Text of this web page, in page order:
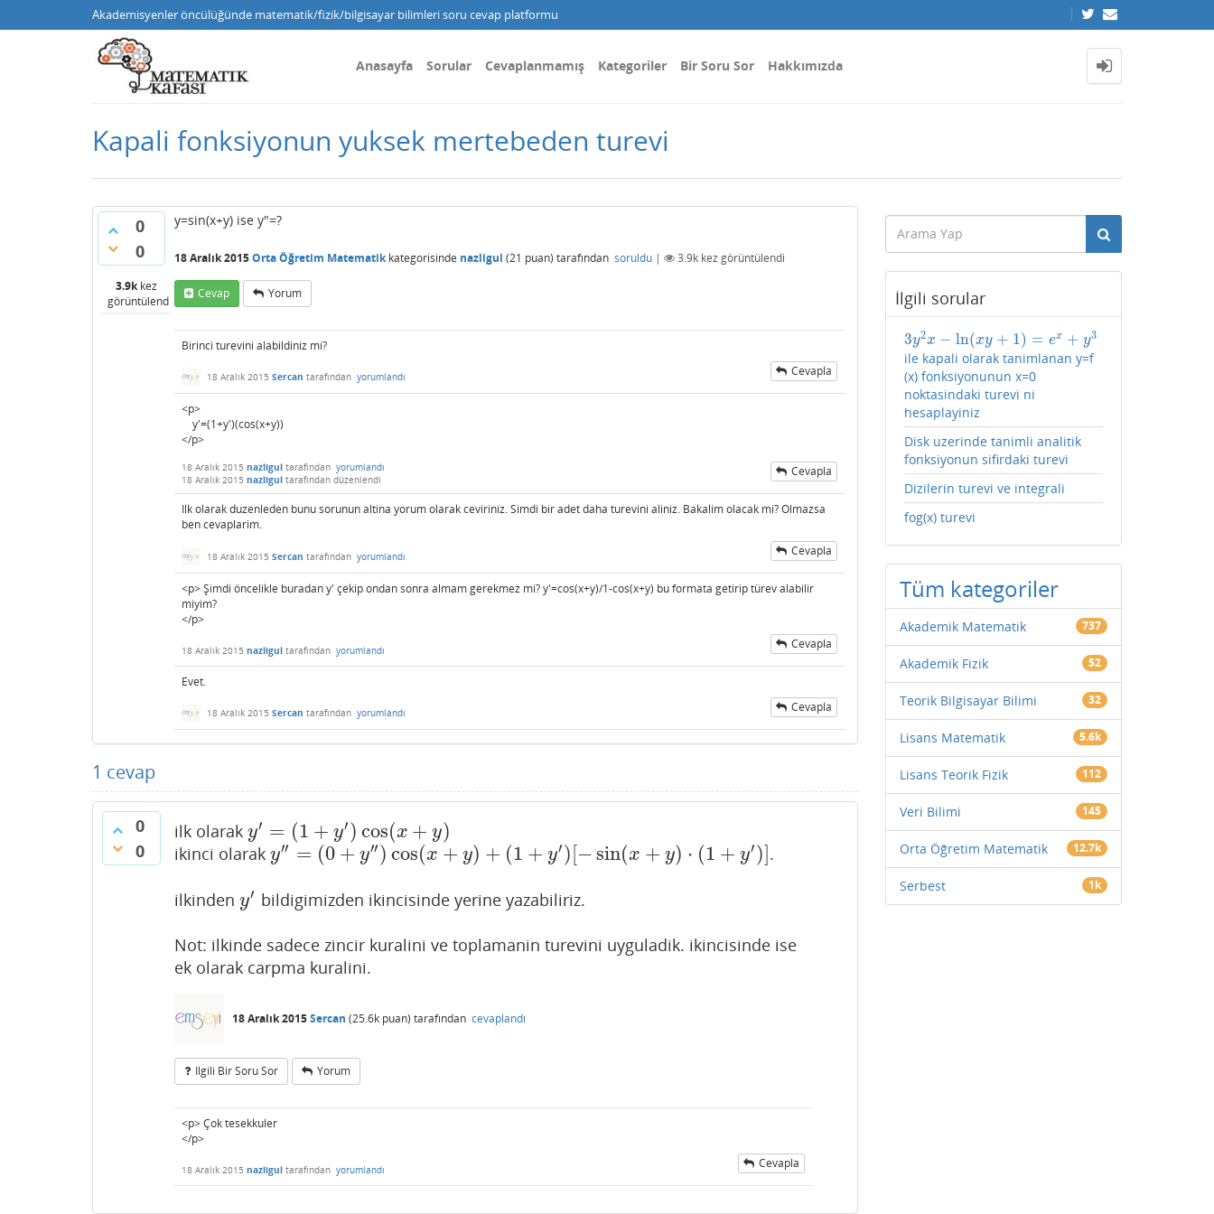
Akademisyenler öncülüğünde matematik/fizik/bilgisayar bilimleri soru cevap platformu
Anasayfa Sorular Cevaplanmamış Kategoriler Bir Soru Sor Hakkımızda
Kapali fonksiyonun yuksek mertebeden turevi
0
0
3.9kkez
görüntülendi
y=sin(x+y) ise y"=?
18 Aralık 2015Orta Öğretim Matematikkategorisinde nazligul (21 puan) tarafından soruldu | 3.9k kez görüntülendi
Cevap Yorum
Birinci turevini alabildiniz mi?
18 Aralık 2015 Sercan tarafından yorumlandı Cevapla
<p>
y'=(1+y')(cos(x+y))
</p>
18 Aralık 2015 nazligul tarafından yorumlandı
18 Aralık 2015 nazligul tarafından düzenlendi
Cevapla
Ilk olarak duzenleden bunu sorunun altina yorum olarak ceviriniz. Simdi bir adet daha turevini aliniz. Bakalim olacak mi? Olmazsa
ben cevaplarim.
18 Aralık 2015 Sercan tarafından yorumlandı Cevapla
<p> Şimdi öncelikle buradan y' çekip ondan sonra almam gerekmez mi? y'=cos(x+y)/1-cos(x+y) bu formata getirip türev alabilir
miyim?
</p>
18 Aralık 2015 nazligul tarafından yorumlandı Cevapla
Evet.
18 Aralık 2015 Sercan tarafından yorumlandı Cevapla
1 cevap
0
0
ilk olarak y′ = (1 + y′) cos(x + y)
y′= (1+ y′)cos (x+y)
ikinci olarak y′′ = (0 + y′′ ) cos(x + y) + (1 + y′ ) −sin(x + y) ⋅ (1 + y′ )
y″= (0+ y″) cos(x+y )+(1+y′ [− sin x+ y)⋅( 1+ y′)] .
ilkinden y′
y′ bildigimizden ikincisinde yerine yazabiliriz.
Not: ilkinde sadece zincir kuralini ve toplamanin turevini uyguladik. ikincisinde ise
ek olarak carpma kuralini.
18 Aralık 2015Sercan (25.6k puan) tarafından cevaplandı
Ilgili Bir Soru Sor Yorum
<p> Çok tesekkuler
</p>
18 Aralık 2015 nazligul tarafından yorumlandı Cevapla
İlgili sorular
3y2x − ln(xy + 1) = ex + y3
3y2x− ln( xy+1)=ex+ y3
ile kapali olarak tanimlanan y=f
(x) fonksiyonunun x=0
noktasindaki turevi ni
hesaplayiniz
Disk uzerinde tanimli analitik
fonksiyonun sifirdaki turevi
Dizilerin turevi ve integrali
fog(x) turevi
Tüm kategoriler
Akademik Matematik 737
Akademik Fizik 52
Teorik Bilgisayar Bilimi 32
Lisans Matematik 5.6k
Lisans Teorik Fizik 112
Veri Bilimi 145
Orta Öğretim Matematik 12.7k
Serbest 1k